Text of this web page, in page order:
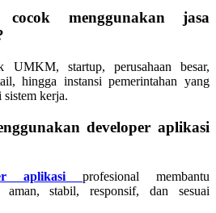
menggunakan jasa
startup, perusahaan besar,
hingga instansi pemerintahan yang
kerja.
developer aplikasi
aplikasi
profesional membantu
aman, stabil, responsif, dan sesuai